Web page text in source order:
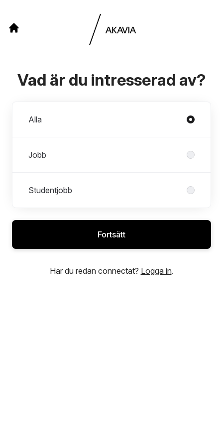
Vad är du intresserad av?
Alla
Jobb
Studentjobb
Fortsätt
Har du redan connectat? Logga in.